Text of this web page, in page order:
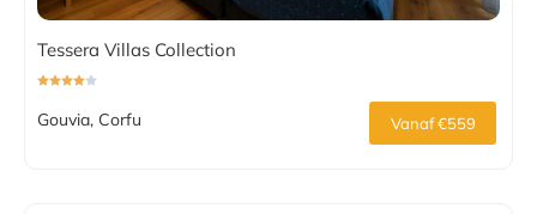
Tessera Villas Collection
Gouvia, Corfu Vanaf €559